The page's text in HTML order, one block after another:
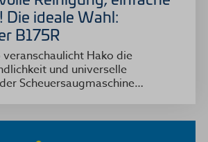
Die ideale Wahl:
B175R
Hako die
und universelle
Scheuersaugmaschine…